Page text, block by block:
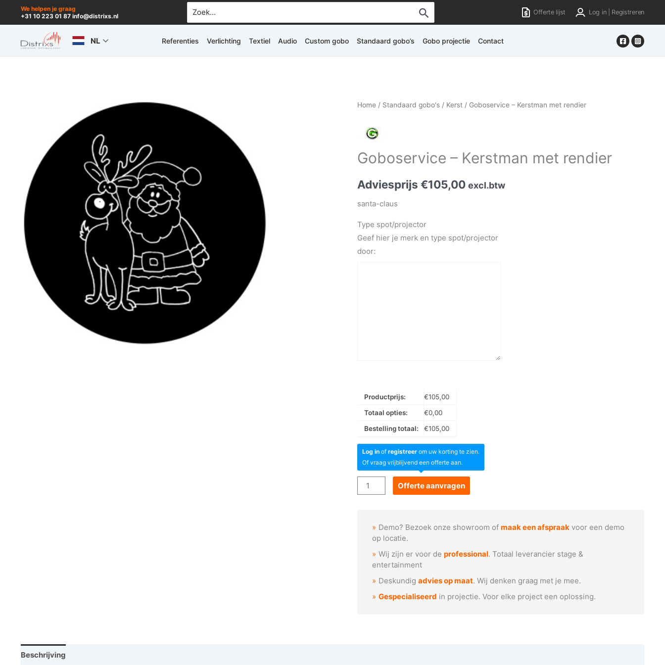
inhoud
We helpen je graag
+31 10 223 01 87 info@distrixs.nl
Zoek
naar:
Offerte lijst Log in | Registreren
NL Referenties Verlichting Textiel Audio Custom gobo Standaard gobo’s Gobo projectie Contact
Home / Standaard gobo's / Kerst / Goboservice – Kerstman met rendier
Goboservice – Kerstman met rendier
Adviesprijs€105,00 excl.btw
santa-claus
Type spot/projector
Geef hier je merk en type spot/projector
door:
Productprijs: €105,00
Totaal opties:
€0,00
Bestelling totaal:
€105,00
Log in ofregistreer om uw korting te zien.
Of vraag vrijblijvend een offerte aan.
Goboservice
-
rendier
Offerte aanvragen
Demo? Bezoek onze showroom ofmaak een afspraak voor een demo
op locatie.
Wij zijn er voor deprofessional. Totaal leverancier stage &
entertainment
Deskundigadvies op maat. Wij denken graag met je mee.
Gespecialiseerd in projectie. Voor elke project een oplossing.
Beschrijving